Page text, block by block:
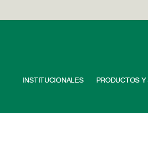
INSTITUCIONALES PRODUCTOS Y